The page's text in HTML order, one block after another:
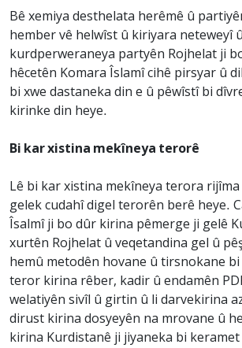
Bê xemiya desthelata herêmê û
hember vê helwîst û kiriyara neteweyî û
kurdperweraneya partyên Rojhelat ji
hêcetên Komara Îslamî cihê pirsyar û
bi xwe dastaneka din e û pêwîstî bi
kirinke din heye.
Bi kar xistina mekîneya terorê
Lê bi kar xistina mekîneya terora rijîma
gelek cudahî digel terorên berê heye.
Îsalmî ji bo dûr kirina pêmerge ji gelê
xurtên Rojhelat û veqetandina gel û
hemû metodên hovane û tirsnokane
teror kirina rêber, kadir û endamên
welatiyên sivîl û girtin û li darvekirina
dirust kirina dosyeyên na mrovane û
kirina Kurdistanê ji jiyaneka bi